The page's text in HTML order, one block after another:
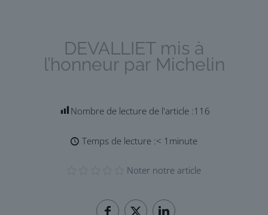
DEVALLIET mis à
l’honneur par Michelin
Nombre de lecture de l'article :116
Temps de lecture :< 1 minute
Noter notre article